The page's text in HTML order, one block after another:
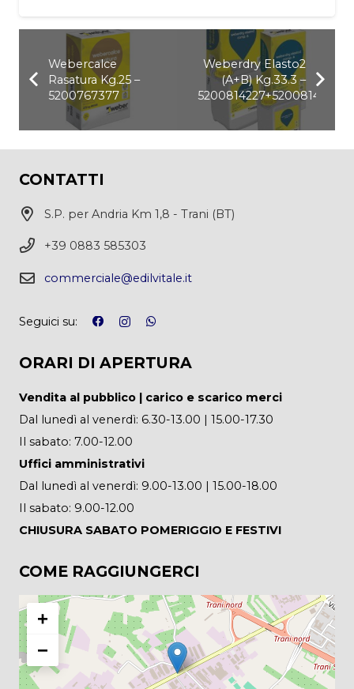
Webercalce
Rasatura Kg.25 –
5200767377
Weberdry Elasto2
(A+B) Kg.33.3 –
5200814227+520081422
CONTATTI
S.P. per Andria Km 1,8 - Trani (BT)
+39 0883 585303
commerciale@edilvitale.it
Seguici su:
ORARI DI APERTURA
Vendita al pubblico | carico e scarico merci
Dal lunedì al venerdì: 6.30-13.00 | 15.00-17.30
Il sabato: 7.00-12.00
Uffici amministrativi
Dal lunedì al venerdì: 9.00-13.00 | 15.00-18.00
Il sabato: 9.00-12.00
CHIUSURA SABATO POMERIGGIO E FESTIVI
COME RAGGIUNGERCI
+
−